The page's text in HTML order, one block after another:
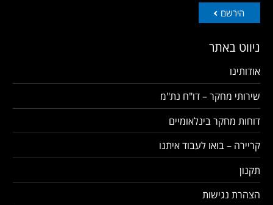
הירשם
ניווט באתר
אודותינו
שירותי מחקר – דו"ח נת"מ
דוחות מחקר בינלאומיים
קריירה – בואו לעבוד איתנו
תקנון
הצהרת נגישות